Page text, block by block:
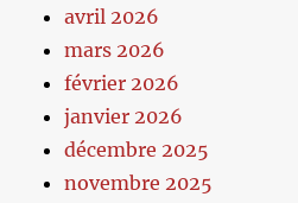
avril 2026
mars 2026
février 2026
janvier 2026
décembre 2025
novembre 2025